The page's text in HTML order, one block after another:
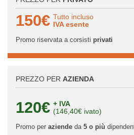
150€ Tutto incluso
IVA esente
Promo riservata a corsisti privati
PREZZO PER AZIENDA
120€ + IVA
(146,40€ ivato)
Promo per aziendeda 5 o più